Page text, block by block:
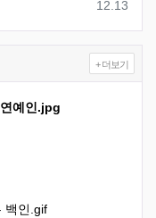
등록일
12.13
+ 더보기
예인.jpg
백인.gif